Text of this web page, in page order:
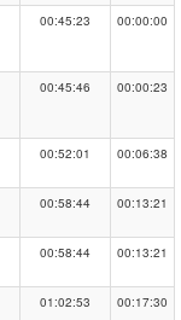
00:45:23 00:00:00
00:45:46 00:00:23
00:52:01 00:06:38
00:58:44 00:13:21
00:58:44 00:13:21
01:02:53 00:17:30